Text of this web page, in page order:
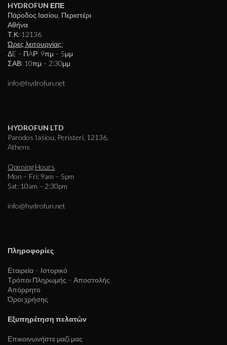
HYDROFUN ΕΠΕ
Πάροδος Ιασίου, Περιστέρι
Αθήνα
Τ.Κ: 12136
Ώρες λειτουργίας:
ΔE – ΠAΡ: 9πμ – 5μμ
ΣΑΒ: 10πμ – 2:30μμ
info@hydrofun.net
HYDROFUN LTD
Parodos Iasiou, Peristeri, 12136,
Athens
Opening Hours
Mon – Fri: 9am – 5pm
Sat: 10am – 2:30pm
info@hydrofun.net
Πληροφορίες
Εταιρεία – Ιστορικό
Τρόποι Πληρωμής – Αποστολής
Απόρρητο
Όροι χρήσης
Εξυπηρέτηση πελατών
Επικοινωνήστε μαζί μας